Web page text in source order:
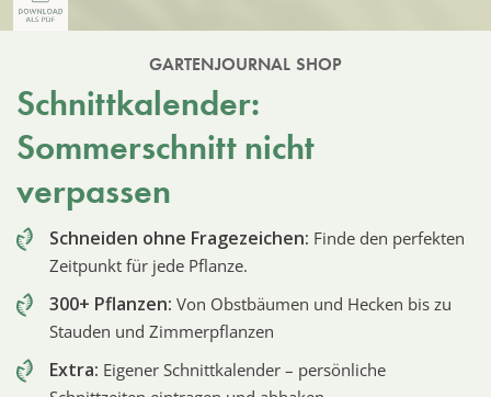
GARTENJOURNAL SHOP
Schnittkalender:
Sommerschnitt nicht
verpassen
Schneiden ohne Fragezeichen: Finde den perfekten
Zeitpunkt für jede Pflanze.
300+ Pflanzen: Von Obstbäumen und Hecken bis zu
Stauden und Zimmerpflanzen
Extra: Eigener Schnittkalender – persönliche